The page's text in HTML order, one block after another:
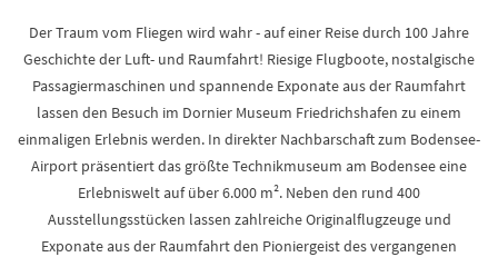
Der Traum vom Fliegen wird wahr - auf einer Reise durch 100 Jahre
Geschichte der Luft- und Raumfahrt! Riesige Flugboote, nostalgische
Passagiermaschinen und spannende Exponate aus der Raumfahrt
lassen den Besuch im Dornier Museum Friedrichshafen zu einem
einmaligen Erlebnis werden. In direkter Nachbarschaft zum Bodensee-
Airport präsentiert das größte Technikmuseum am Bodensee eine
Erlebniswelt auf über 6.000 m². Neben den rund 400
Ausstellungsstücken lassen zahlreiche Originalflugzeuge und
Exponate aus der Raumfahrt den Pioniergeist des vergangenen